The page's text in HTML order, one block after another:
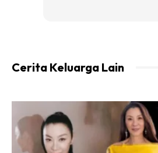
Bawang besar 1 labu sederhana besar
Cili besar 3 tengkai hiris serong
5 tangkai cili padi hiris juga
Cerita Keluarga Lain